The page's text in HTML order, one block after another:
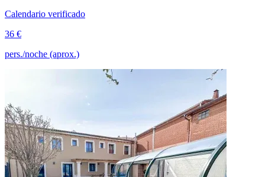
Calendario verificado
36 €
pers./noche (aprox.)